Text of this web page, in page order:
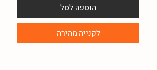
הוספה לסל
לקנייה מהירה